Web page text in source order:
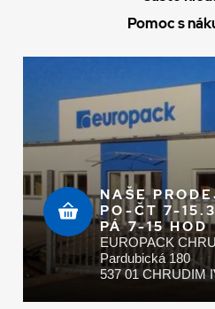
Pomoc s
NAŠE
PO-ČT 7-
PÁ 7-15 HOD
EUROPACK
Pardubická 180
537 01 CHRUDIM